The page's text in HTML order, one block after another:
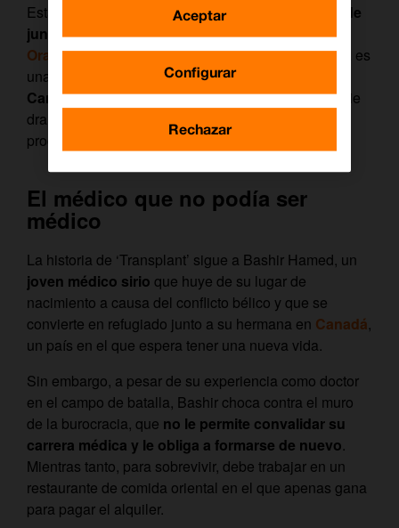
Esta nueva serie médicase estrena el
martes 22 de
junio a las 22:00en el canal AXN, disponible en
Orange TV. La producción, creada por Joseph Kay, es
una ficción imperdible que ha conseguido varios
Canadian Screen Awards, entre ellos, a mejor serie
dramática en 2021. No en vano, se convirtió en la
producción original más vista del canal CTV.
El médico que no podía ser
médico
La historia de ‘Transplant’ sigue a Bashir Hamed, un
joven médico sirio que huye de su lugar de
nacimiento a causa del conflicto bélico y que se
convierte en refugiado junto a su hermana en Canadá,
un país en el que espera tener una nueva vida.
Sin embargo, a pesar de su experiencia como doctor
en el campo de batalla, Bashir choca contra el muro
de la burocracia, que no le permite convalidar su
carrera médica y le obliga a formarse de nuevo.
Mientras tanto, para sobrevivir, debe trabajar en un
restaurante de comida oriental en el que apenas gana
para pagar el alquiler.
Configurar
Rechazar
Aceptar